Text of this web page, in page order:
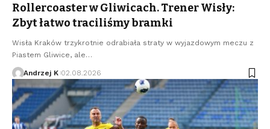
Rollercoaster w Gliwicach. Trener Wisły:
Zbyt łatwo traciliśmy bramki
Wisła Kraków trzykrotnie odrabiała straty w wyjazdowym meczu z
Piastem Gliwice, ale…
Andrzej K 02.08.2026